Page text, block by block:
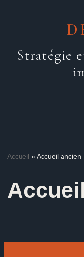
contenu
Stratégie
Accueil »Accueil ancien